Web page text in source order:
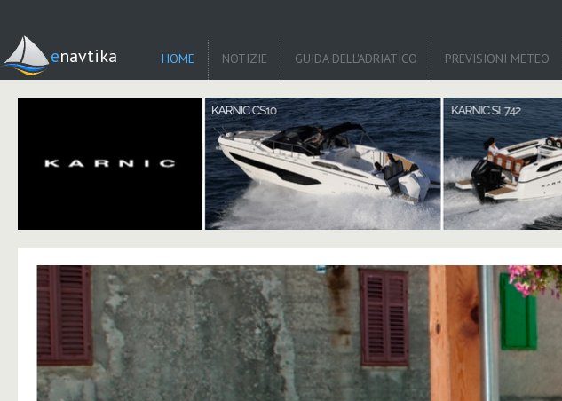
enavtika HOME NOTIZIE GUIDA DELL'ADRIATICO PREVISIONI METEO